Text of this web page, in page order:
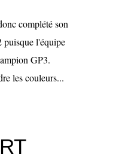
complété son
puisque l'équipe
GP3.
les couleurs...